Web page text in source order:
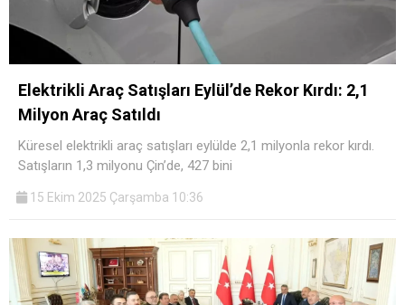
Elektrikli Araç Satışları Eylül’de Rekor Kırdı: 2,1
Milyon Araç Satıldı
Küresel elektrikli araç satışları eylülde 2,1 milyonla rekor kırdı.
Satışların 1,3 milyonu Çin’de, 427 bini
15 Ekim 2025 Çarşamba 10:36